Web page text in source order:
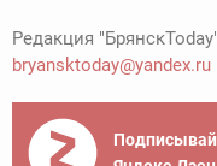
Редакция
bryansktoday@yandex.ru